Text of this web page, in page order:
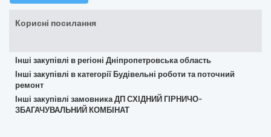
Корисні посилання
Інші закупівлі в регіоні Дніпропетровська область
Інші закупівлі в категорії Будівельні роботи та поточний
ремонт
Інші закупівлі замовника ДП СХІДНИЙ ГІРНИЧО-
ЗБАГАЧУВАЛЬНИЙ КОМБІНАТ